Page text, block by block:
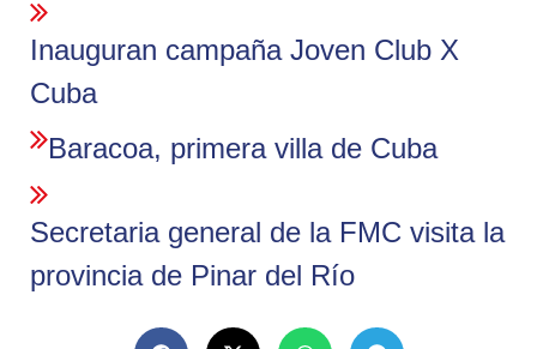
Inauguran campaña Joven Club X
Cuba
Baracoa, primera villa de Cuba
Secretaria general de la FMC visita la
provincia de Pinar del Río